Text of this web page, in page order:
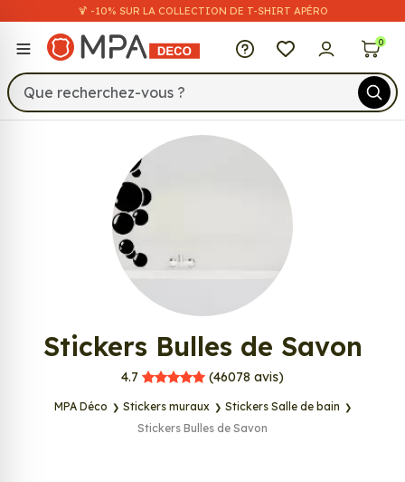
🍹 -10% SUR LA COLLECTION DE T-SHIRT APÉRO
MPA Déco 0
Stickers Bulles de Savon
MPA Déco
4.7 (46078 avis)
MPA Déco Stickers muraux
Stickers Salle de bain
Stickers Bulles de Savon